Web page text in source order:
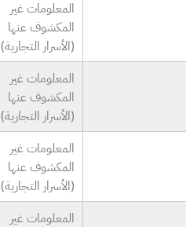
المعلومات غير
المكشوف عنها
(الأسرار التجارية)
المعلومات غير
المكشوف عنها
(الأسرار التجارية)
المعلومات غير
المكشوف عنها
(الأسرار التجارية)
المعلومات غير